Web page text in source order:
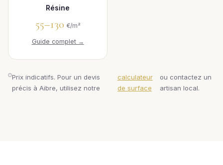
Résine
55–130 €/m²
Guide complet →
Prix indicatifs. Pour un devis
précis à Aibre, utilisez notre
calculateur
de surface
ou contactez un
artisan local.